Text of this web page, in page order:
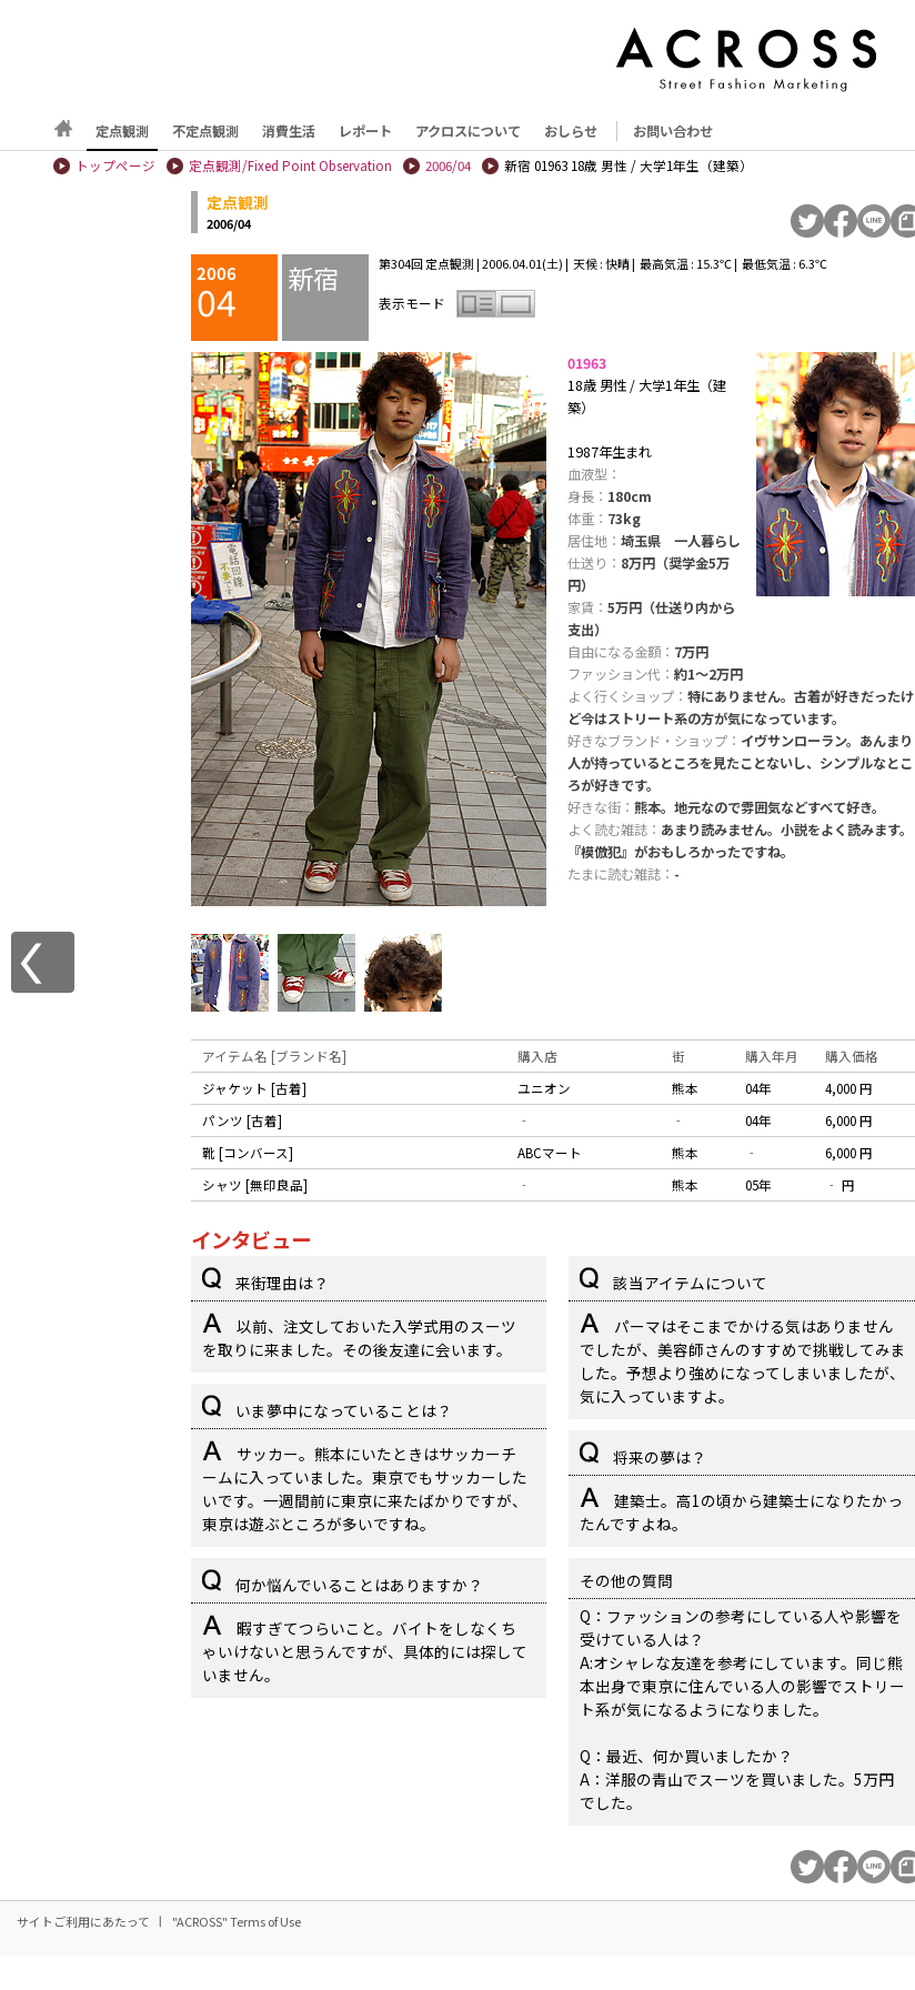
定点観測 不定点観測 消費生活 レポート アクロスについて おしらせ お問い合わせ
トップページ 定点観測/Fixed Point Observation 2006/04 新宿 01963 18歳 男性 / 大学1年生（建築）
定点観測
2006/04
2006
04 新宿 第304回 定点観測 | 2006.04.01(土) | 天候 : 快晴 | 最高気温 : 15.3℃ | 最低気温 : 6.3℃
表示モード
01963
18歳 男性 / 大学1年生（建
築）
1987年生まれ
血液型：
身長： 180cm
体重： 73kg
居住地： 埼玉県 一人暮らし
仕送り： 8万円（奨学金5万
円）
家賃： 5万円（仕送り内から
支出）
自由になる金額： 7万円
ファッション代： 約1〜2万円
よく行くショップ： 特にありません。古着が好きだったけ
ど今はストリート系の方が気になっています。
好きなブランド・ショップ： イヴサンローラン。あんまり
人が持っているところを見たことないし、シンプルなとこ
ろが好きです。
好きな街： 熊本。地元なので雰囲気などすべて好き。
よく読む雑誌： あまり読みません。小説をよく読みます。
『模倣犯』がおもしろかったですね。
たまに読む雑誌： -
アイテム名 [ブランド名] 購入店 街 購入年月
購入価格
ジャケット [古着]
ユニオン 熊本 04年
4,000 円
パンツ [古着]
‐ ‐ 04年
6,000 円
靴 [コンバース]
ABCマート 熊本 ‐
6,000 円
シャツ [無印良品]
‐ 熊本 05年 ‐ 円
インタビュー
来街理由は？
以前、注文しておいた入学式用のスーツ
を取りに来ました。その後友達に会います。
いま夢中になっていることは？
サッカー。熊本にいたときはサッカーチ
ームに入っていました。東京でもサッカーした
いです。一週間前に東京に来たばかりですが、
東京は遊ぶところが多いですね。
何か悩んでいることはありますか？
暇すぎてつらいこと。バイトをしなくち
ゃいけないと思うんですが、具体的には探して
いません。
該当アイテムについて
パーマはそこまでかける気はありません
でしたが、美容師さんのすすめで挑戦してみま
した。予想より強めになってしまいましたが、
気に入っていますよ。
将来の夢は？
建築士。高1の頃から建築士になりたかっ
たんですよね。
その他の質問
Q：ファッションの参考にしている人や影響を
受けている人は？
A:オシャレな友達を参考にしています。同じ熊
本出身で東京に住んでいる人の影響でストリー
ト系が気になるようになりました。
Q：最近、何か買いましたか？
A：洋服の青山でスーツを買いました。5万円
でした。
サイトご利用にあたって "ACROSS" Terms of Use